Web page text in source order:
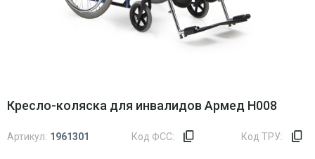
Кресло-коляска для инвалидов Армед H008
Артикул: 1961301 Код ФСС: Код ТРУ: